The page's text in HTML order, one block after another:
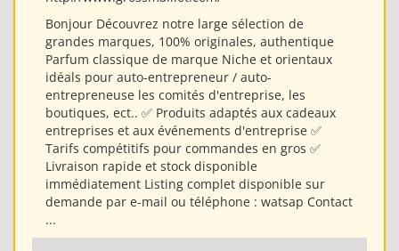
Bonjour Découvrez notre large sélection de
grandes marques, 100% originales, authentique
Parfum classique de marque Niche et orientaux
idéals pour auto-entrepreneur / auto-
entrepreneuse les comités d'entreprise, les
boutiques, ect.. ✅ Produits adaptés aux cadeaux
entreprises et aux événements d'entreprise ✅
Tarifs compétitifs pour commandes en gros ✅
Livraison rapide et stock disponible
immédiatement Listing complet disponible sur
demande par e-mail ou téléphone : watsap Contact
...